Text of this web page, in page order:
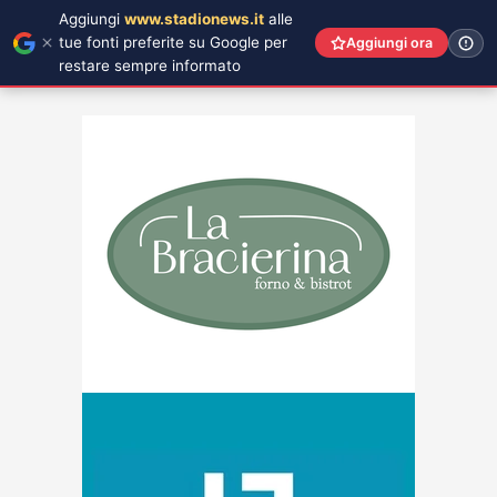
Aggiungi www.stadionews.it alle
tue fonti preferite su Google per
restare sempre informato
Aggiungi ora